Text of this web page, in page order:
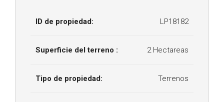
ID de propiedad: LP18182
Superficie del terreno : 2 Hectareas
Tipo de propiedad: Terrenos